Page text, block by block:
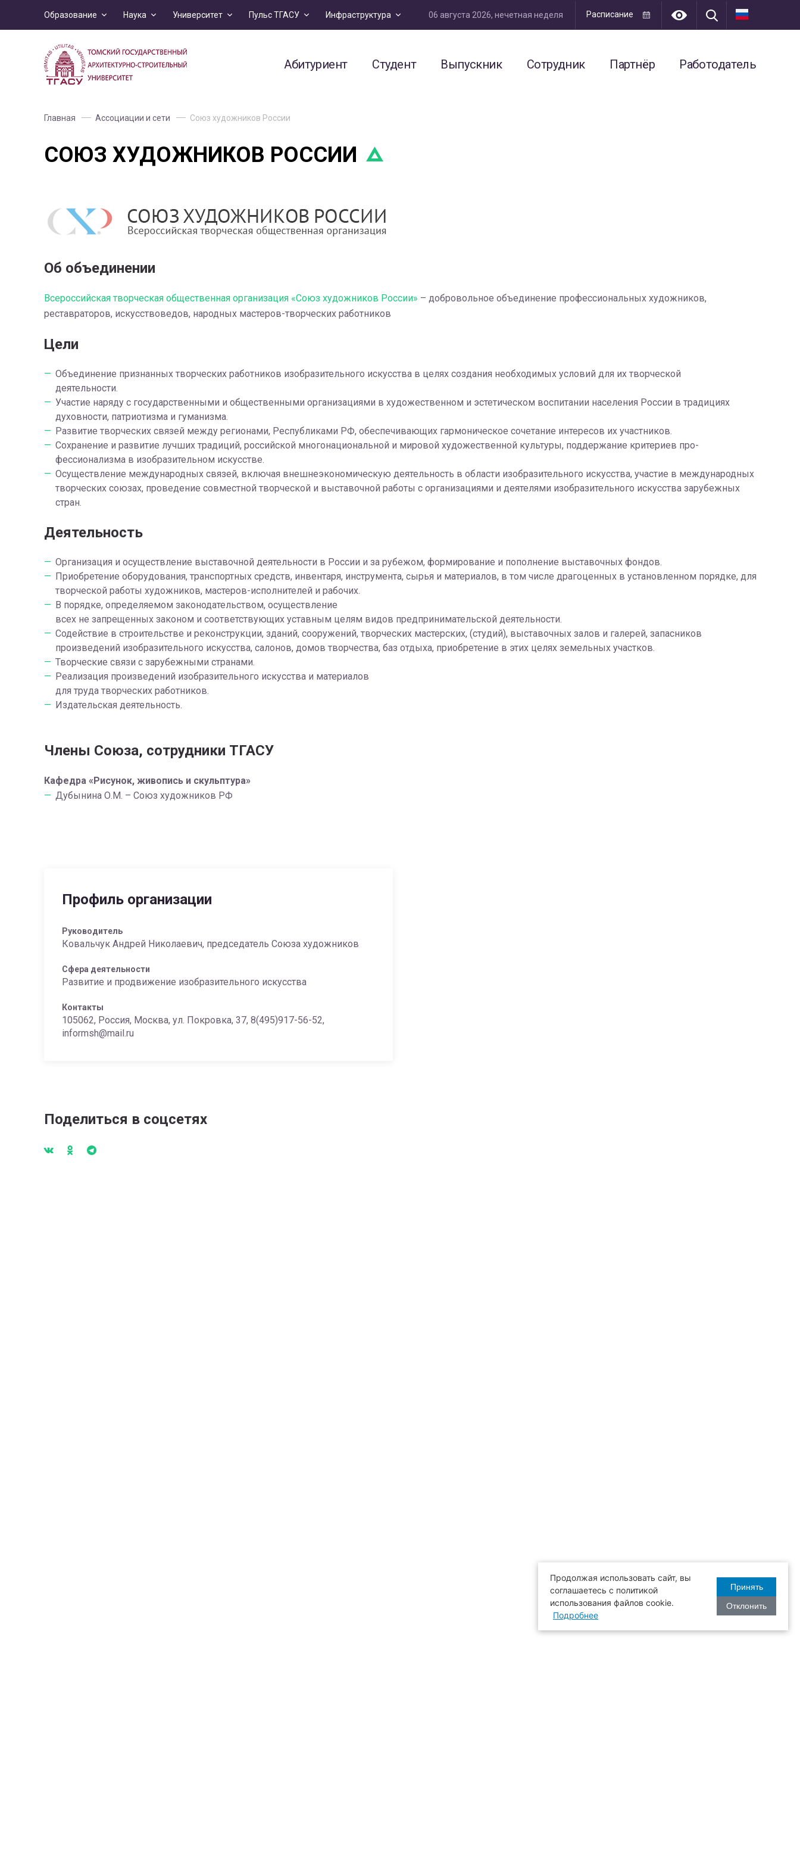
Образование Наука Университет Пульс ТГАСУ Инфраструктура 06 августа 2026, нечетная неделя Расписание
Абитуриент Студент Выпускник Сотрудник Партнёр Работодатель
Главная Ассоциации и сети Союз художников России
СОЮЗ ХУДОЖНИКОВ РОССИИ
Об объединении
Всероссийская творческая общественная организация «Союз художников России» – добровольное объединение профессиональных художников,
реставраторов, искусствоведов, народных мастеров-творческих работников
Цели
Объединение признанных творческих работников изобразительного искусства в целях создания необходимых условий для их творческой
деятельности.
Участие наряду с государственными и общественными организациями в художественном и эстетическом воспитании населения России в традициях
духовности, патриотизма и гуманизма.
Развитие творческих связей между регионами, Республиками РФ, обеспечивающих гармоническое сочетание интересов их участников.
Сохранение и развитие лучших традиций, российской многонацио­нальной и мировой художественной культуры, поддержание критериев про­
фессионализма в изобразительном искусстве.
Осуществление международных связей, включая внешнеэкономическую деятельность в области изобразительного искусства, участие в международных
творческих союзах, проведение совместной творческой и выставочной работы с организациями и деятелями изобразительного искусства зарубежных
стран.
Деятельность
Организация и осуществление выставочной деятельности в России и за рубежом, формирование и пополнение выставочных фондов.
Приобретение оборудования, транспортных средств, инвентаря, инструмента, сырья и материалов, в том числе драгоценных в установленном порядке, для
творческой работы художников, мастеров-исполнителей и рабочих.
В порядке, определяемом законодательством, осуществление
всех не запрещенных законом и соответствующих уставным целям видов предпринимательской деятельности.
Содействие в строительстве и реконструкции, зданий, сооружений, творческих мастерских, (студий), выставочных залов и галерей, запасников
произведений изобразительного искусства, салонов, домов творчества, баз отдыха, приобретение в этих целях земельных участков.
Творческие связи с зарубежными странами.
Реализация произведений изобразительного искусства и материалов
для труда творческих работников.
Издательская деятельность.
Члены Союза, сотрудники ТГАСУ
Кафедра «Рисунок, живопись и скульптура»
Дубынина О.М. – Союз художников РФ
Профиль организации
Руководитель
Ковальчук Андрей Николаевич, председатель Союза художников
Сфера деятельности
Развитие и продвижение изобразительного искусства
Контакты
105062, Россия, Москва, ул. Покровка, 37, 8(495)917-56-52,
informsh@mail.ru
Поделиться в соцсетях
Продолжая использовать сайт, вы
соглашаетесь с политикой
использования файлов cookie.
Подробнее
Принять
Отклонить